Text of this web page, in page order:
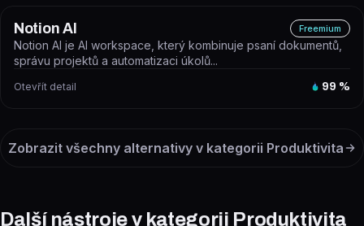
Notion AI Freemium
Notion AI je AI workspace, který kombinuje psaní dokumentů,
správu projektů a automatizaci úkolů...
Otevřít detail 99 %
Zobrazit všechny alternativy v kategorii Produktivita
Další nástroje v kategorii Produktivita